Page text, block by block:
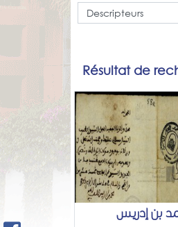
Résultat de
بن إدريس